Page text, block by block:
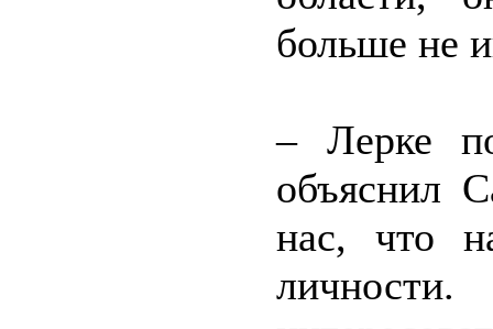
больше не
– Лерке
объяснил
нас, что